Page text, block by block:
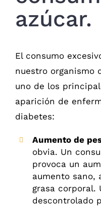
azúcar.
El consumo
nuestro organismo
uno de los
aparición de
diabetes:
Aumento de
obvia. Un
provoca un
aumento sano,
grasa corporal.
descontrolado